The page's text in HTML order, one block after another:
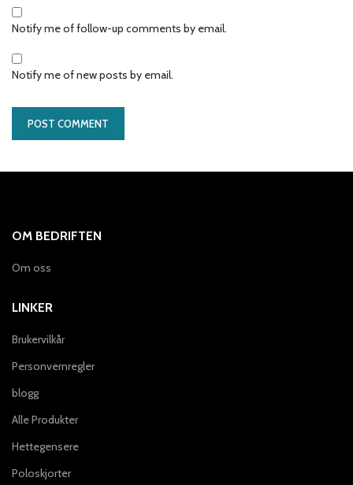
Notify me of follow-up comments by email.
Notify me of new posts by email.
OM BEDRIFTEN
Om oss
LINKER
Brukervilkår
Personvernregler
blogg
Alle Produkter
Hettegensere
Poloskjorter